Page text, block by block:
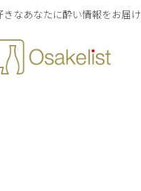
きなあなたに酔い情報をお届け